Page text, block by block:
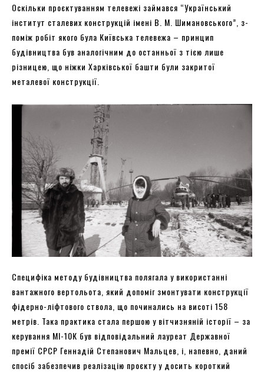
Оскільки проєктуванням телевежі займався “Український
інститут сталевих конструкцій імені В. М. Шимановського”, з-
поміж робіт якого була Київська телевежа – принцип
будівництва був аналогічним до останньої з тією лише
різницею, що ніжки Харківської башти були закритої
металевої конструкції.
Специфіка методу будівництва полягала у використанні
вантажного вертольота, який допоміг змонтувати конструкції
фідерно-ліфтового ствола, що починались на висоті 158
метрів. Така практика стала першою у вітчизняній історії – за
керування МІ-10К був відповідальний лауреат Державної
премії СРСР Геннадій Степанович Мальцев, і, напевно, даний
спосіб забезпечив реалізацію проєкту у досить короткий